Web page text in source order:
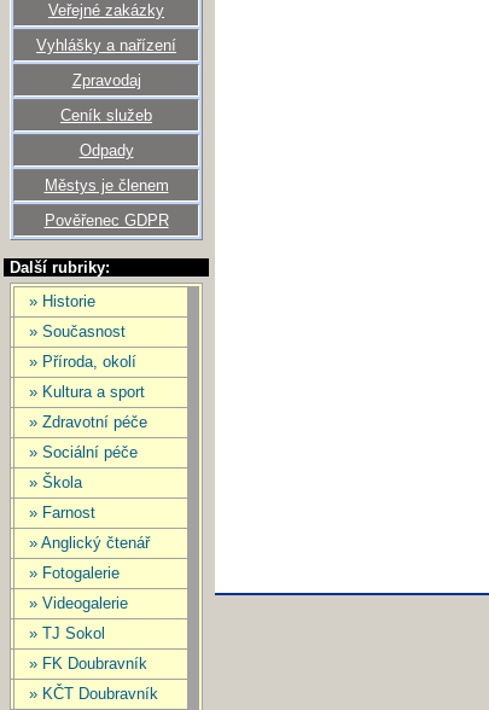
Veřejné zakázky
Vyhlášky a nařízení
Zpravodaj
Ceník služeb
Odpady
Městys je členem
Pověřenec GDPR
Další rubriky:
» Historie
» Současnost
» Příroda, okolí
» Kultura a sport
» Zdravotní péče
» Sociální péče
» Škola
» Farnost
» Anglický čtenář
» Fotogalerie
» Videogalerie
» TJ Sokol
» FK Doubravník
» KČT Doubravník